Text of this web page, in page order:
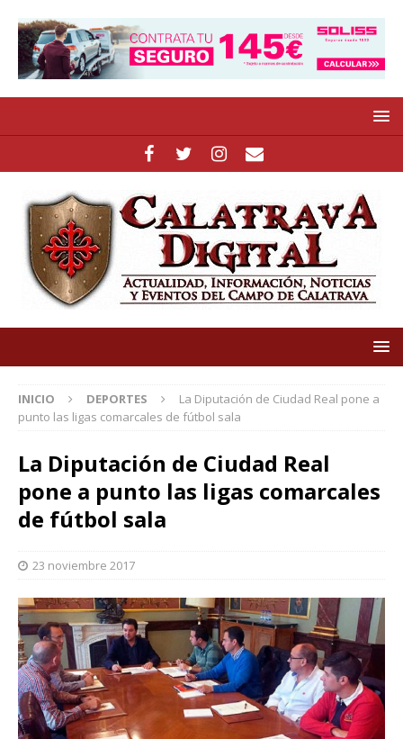
INICIO DEPORTES
La Diputación de Ciudad Real pone a
punto las ligas comarcales de fútbol sala
La Diputación de Ciudad Real
pone a punto las ligas comarcales
de fútbol sala
23 noviembre 2017